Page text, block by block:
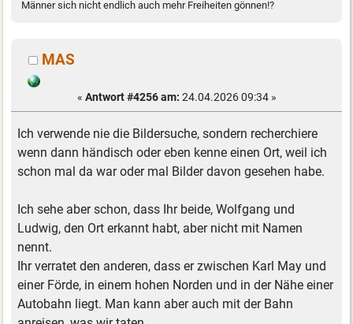
Männer sich nicht endlich auch mehr Freiheiten gönnen!?
MAS
« Antwort #4256 am: 24.04.2026 09:34 »
Ich verwende nie die Bildersuche, sondern recherchiere
wenn dann händisch oder eben kenne einen Ort, weil ich
schon mal da war oder mal Bilder davon gesehen habe.
Ich sehe aber schon, dass Ihr beide, Wolfgang und
Ludwig, den Ort erkannt habt, aber nicht mit Namen
nennt.
Ihr verratet den anderen, dass er zwischen Karl May und
einer Förde, in einem hohen Norden und in der Nähe einer
Autobahn liegt. Man kann aber auch mit der Bahn